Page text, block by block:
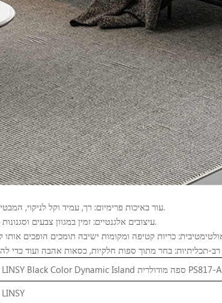
עור באיכות פרימיום: רך, עמיד וקל לניקוי, המבטיח נוחות וסטייל לאורך זמן.
עיצובים אלגנטיים: זמין במגוון צבעים וסגנונות כדי להתאים לכל תפאורה.
LINSY Black Color Dynamic Island ספה מודולרית PS817-A
LINSY